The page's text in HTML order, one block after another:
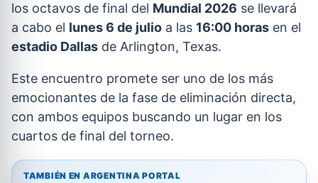
los octavos de final del Mundial 2026 se llevará
a cabo el lunes 6 de julio a las 16:00 horas en el
estadio Dallas de Arlington, Texas.
Este encuentro promete ser uno de los más
emocionantes de la fase de eliminación directa,
con ambos equipos buscando un lugar en los
cuartos de final del torneo.
TAMBIÉN EN ARGENTINA PORTAL